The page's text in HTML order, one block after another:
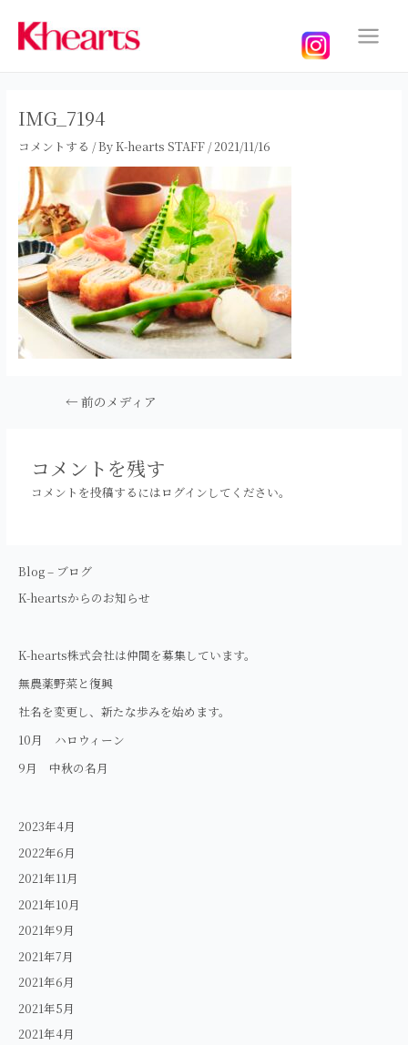
Main
IMG_7194
コメントする / ByK-hearts STAFF /2021/11/16
ゲ
ー
← 前のメディア
コメントを残す
コメントを投稿するにはログインしてください。
Blog – ブログ
K-heartsからのお知らせ
K-hearts株式会社は仲間を募集しています。
無農薬野菜と復興
社名を変更し、新たな歩みを始めます。
10月 ハロウィーン
9月 中秋の名月
2023年4月
2022年6月
2021年11月
2021年10月
2021年9月
2021年7月
2021年6月
2021年5月
2021年4月